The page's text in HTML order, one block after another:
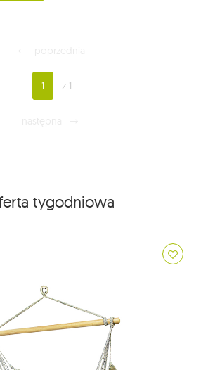
1 z 1
tygodniowa